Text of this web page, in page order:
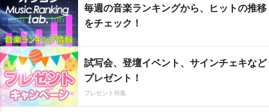
毎週の音楽ランキングから、ヒットの推移
をチェック！
試写会、登壇イベント、サインチェキなど
プレゼント！
プレゼント特集